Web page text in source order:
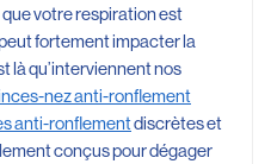
votre respiration est
fortement impacter la
là qu’interviennent nos
nez anti-ronflement
anti-ronflementdiscrètes et
conçus pour dégager